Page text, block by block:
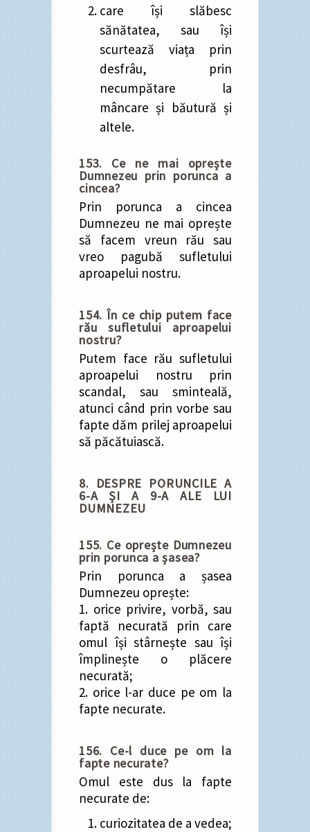
care își slăbesc
sănătatea, sau își
scurtează viața prin
desfrâu, prin
necumpătare la
mâncare și băutură și
altele.
153. Ce ne mai oprește
Dumnezeu prin porunca a
cincea?
Prin porunca a cincea
Dumnezeu ne mai oprește
să facem vreun rău sau
vreo pagubă sufletului
aproapelui nostru.
154. În ce chip putem face
rău sufletului aproapelui
nostru?
Putem face rău sufletului
aproapelui nostru prin
scandal, sau sminteală,
atunci când prin vorbe sau
fapte dăm prilej aproapelui
să păcătuiască.
8. DESPRE PORUNCILE A
6-A ȘI A 9-A ALE LUI
DUMNEZEU
155. Ce oprește Dumnezeu
prin porunca a șasea?
Prin porunca a șasea
Dumnezeu oprește:
1. orice privire, vorbă, sau
faptă necurată prin care
omul își stârnește sau își
împlinește o plăcere
necurată;
2. orice l-ar duce pe om la
fapte necurate.
156. Ce-l duce pe om la
fapte necurate?
Omul este dus la fapte
necurate de:
curiozitatea de a vedea;